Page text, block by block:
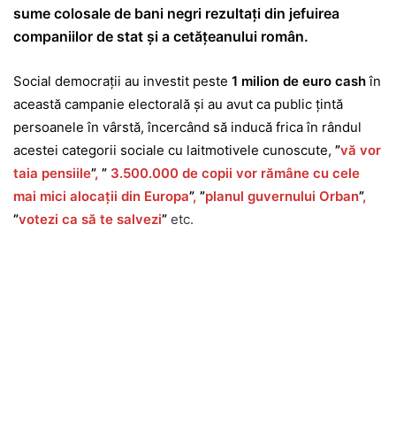
sume colosale de bani negri rezultați din jefuirea
companiilor de stat și a cetățeanului român.
Social democrații au investit peste 1 milion de euro cashîn
această campanie electorală și au avut ca public țintă
persoanele în vârstă, încercând să inducă frica în rândul
acestei categorii sociale cu laitmotivele cunoscute, ”vă vor
taia pensiile”, ” 3.500.000 de copii vor rămâne cu cele
mai mici alocații din Europa”, ”planul guvernului Orban”,
”votezi ca să te salvezi” etc.